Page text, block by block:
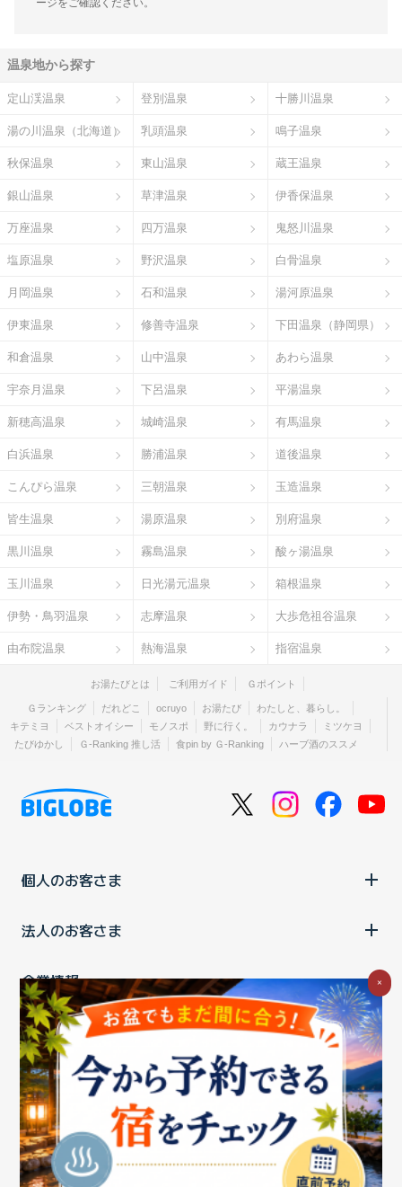
ージをご確認ください。
温泉地から探す
定山渓温泉 登別温泉 十勝川温泉
湯の川温泉（北海道） 乳頭温泉 鳴子温泉
秋保温泉 東山温泉 蔵王温泉
銀山温泉 草津温泉 伊香保温泉
万座温泉 四万温泉 鬼怒川温泉
塩原温泉 野沢温泉 白骨温泉
月岡温泉 石和温泉 湯河原温泉
伊東温泉 修善寺温泉 下田温泉（静岡県）
和倉温泉 山中温泉 あわら温泉
宇奈月温泉 下呂温泉 平湯温泉
新穂高温泉 城崎温泉 有馬温泉
白浜温泉 勝浦温泉 道後温泉
こんぴら温泉 三朝温泉 玉造温泉
皆生温泉 湯原温泉 別府温泉
黒川温泉 霧島温泉 酸ヶ湯温泉
玉川温泉 日光湯元温泉 箱根温泉
伊勢・鳥羽温泉 志摩温泉 大歩危祖谷温泉
由布院温泉 熱海温泉 指宿温泉
お湯たびとは ご利用ガイド Ｇポイント
Ｇランキング だれどこ ocruyo お湯たび
わたしと、暮らし。
キテミヨ
ベストオイシー モノスポ 野に行く。 カウナラ
ミツケヨ
たびゆかし
Ｇ-Ranking 推し活 食pin by Ｇ-Ranking ハーブ酒のススメ
個人のお客さま
法人のお客さま
企業情報
ご利用中の方
お問い合わせ消費税の表示 ウェブアクセシビリティの取り組み
個人情報保護ポリシープライバシーポータル
Cookieポリシー
特定商取引法に基づく表記情報セキュリティ基本方針
商標について BIGLOBEトップ
×